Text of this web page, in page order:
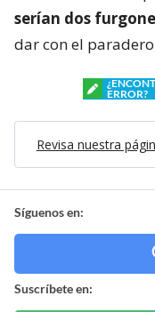
serían dos
dar con el
ERROR?
Revisa nuestra
Síguenos en:
Suscríbete en: